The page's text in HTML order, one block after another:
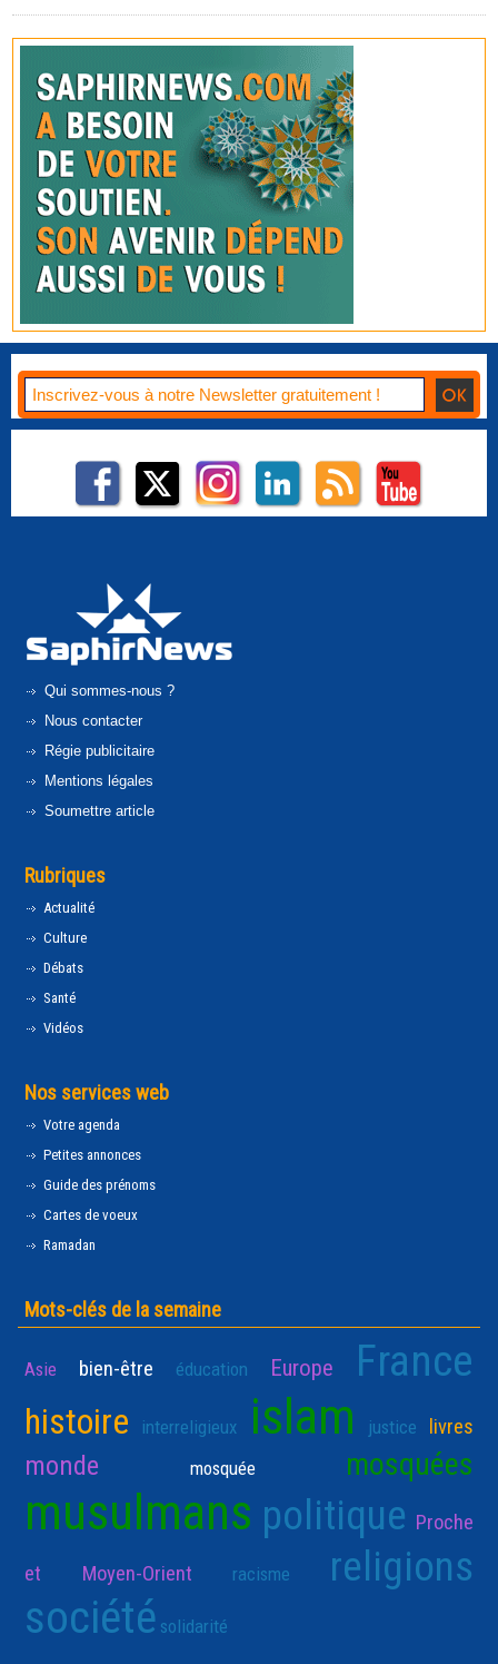
Qui sommes-nous ?
Nous contacter
Régie publicitaire
Mentions légales
Soumettre article
Rubriques
Actualité
Culture
Débats
Santé
Vidéos
Nos services web
Votre agenda
Petites annonces
Guide des prénoms
Cartes de voeux
Ramadan
Mots-clés de la semaine
Asie bien-être éducation Europe France
histoire interreligieux islam justice livres
monde mosquée mosquées
musulmans politique Proche
et Moyen-Orient racisme religions
société solidarité